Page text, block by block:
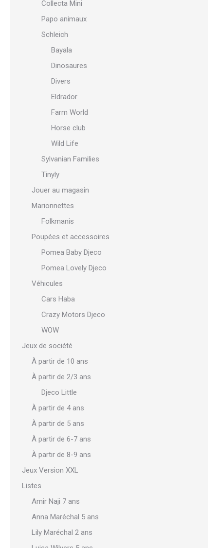
Collecta Mini
Papo animaux
Schleich
Bayala
Dinosaures
Divers
Eldrador
Farm World
Horse club
Wild Life
Sylvanian Families
Tinyly
Jouer au magasin
Marionnettes
Folkmanis
Poupées et accessoires
Pomea Baby Djeco
Pomea Lovely Djeco
Véhicules
Cars Haba
Crazy Motors Djeco
WOW
Jeux de société
À partir de 10 ans
À partir de 2/3 ans
Djeco Little
À partir de 4 ans
À partir de 5 ans
À partir de 6-7 ans
À partir de 8-9 ans
Jeux Version XXL
Listes
Amir Naji 7 ans
Anna Maréchal 5 ans
Lily Maréchal 2 ans